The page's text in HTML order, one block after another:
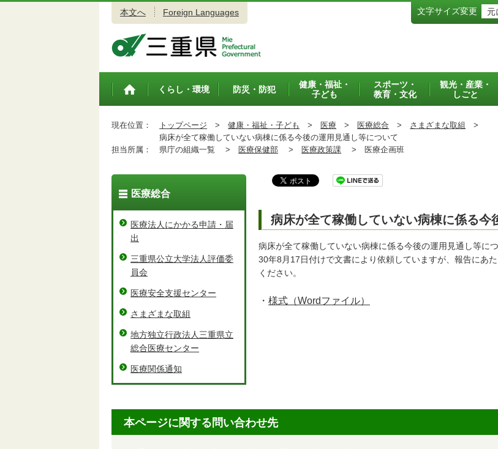
本文へ Foreign Languages 文字サイズ変更 元
トップペ
くらし・環境 防災・防犯
健康・福祉・
子ども
スポーツ・
教育・文化
観光・産業・
しごと
現在位置： トップページ > 健康・福祉・子ども > 医療 > 医療総合 > さまざまな取組
>
病床が全て稼働していない病棟に係る今後の運用見通し等について
担当所属：
県庁の組織一覧 > 医療保健部 > 医療政策課 > 医療企画班
病床が全て稼働していない病棟に係る今
病床が全て稼働していない病棟に係る今後の運用見通し等に
30年8月17日付けで文書により依頼していますが、報告にあ
ください。
・ 様式（Wordファイル）
医療総合
医療法人にかかる申請・届
出
三重県公立大学法人評価委
員会
医療安全支援センター
さまざまな取組
地方独立行政法人三重県立
総合医療センター
医療関係通知
本ページに関する問い合わせ先